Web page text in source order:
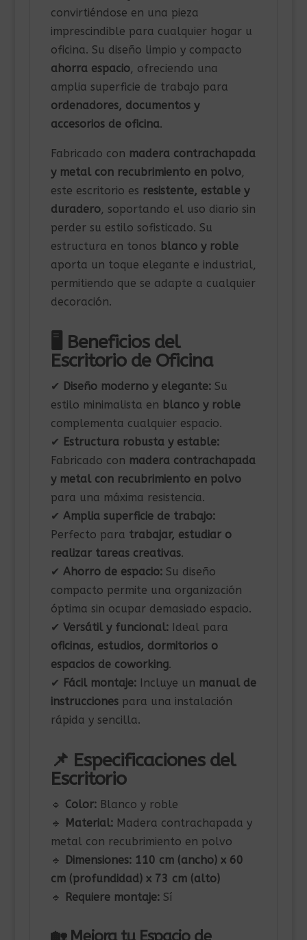
convirtiéndose en una pieza
imprescindible para cualquier hogar u
oficina. Su diseño limpio y compacto
ahorra espacio, ofreciendo una
amplia superficie de trabajo para
ordenadores, documentos y
accesorios de oficina.
Fabricado con madera contrachapada
y metal con recubrimiento en polvo,
este escritorio es resistente, estable y
duradero, soportando el uso diario sin
perder su estilo sofisticado. Su
estructura en tonos blanco y roble
aporta un toque elegante e industrial,
permitiendo que se adapte a cualquier
decoración.
🖥 Beneficios del
Escritorio de Oficina
✔ Diseño moderno y elegante:Su
estilo minimalista en blanco y roble
complementa cualquier espacio.
✔ Estructura robusta y estable:
Fabricado con madera contrachapada
y metal con recubrimiento en polvo
para una máxima resistencia.
✔ Amplia superficie de trabajo:
Perfecto para trabajar, estudiar o
realizar tareas creativas.
✔ Ahorro de espacio:Su diseño
compacto permite una organización
óptima sin ocupar demasiado espacio.
✔ Versátil y funcional:Ideal para
oficinas, estudios, dormitorios o
espacios de coworking.
✔ Fácil montaje:Incluye un manual de
instruccionespara una instalación
rápida y sencilla.
📌 Especificaciones del
Escritorio
🔹 Color:Blanco y roble
🔹
Material:Madera contrachapada y
metal con recubrimiento en polvo
🔹
Dimensiones: 110 cm (ancho) x 60
cm (profundidad) x 73 cm (alto)
🔹
Requiere montaje:Sí
🏡 Mejora tu Espacio de